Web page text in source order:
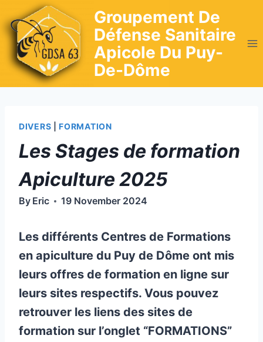
to
content
Groupement De
Défense Sanitaire
Apicole Du Puy-
De-Dôme
DIVERS FORMATION
Les Stages de formation
Apiculture 2025
By Eric 19 November 2024
Les différents Centres de Formations
en apiculture du Puy de Dôme ont mis
leurs offres de formation en ligne sur
leurs sites respectifs. Vous pouvez
retrouver les liens des sites de
formation sur l’onglet “FORMATIONS”